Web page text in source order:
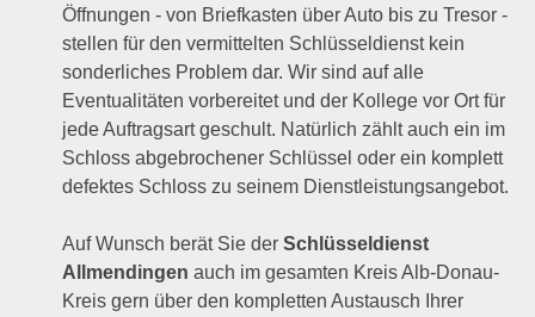
Öffnungen - von Briefkasten über Auto bis zu Tresor -
stellen für den vermittelten Schlüsseldienst kein
sonderliches Problem dar. Wir sind auf alle
Eventualitäten vorbereitet und der Kollege vor Ort für
jede Auftragsart geschult. Natürlich zählt auch ein im
Schloss abgebrochener Schlüssel oder ein komplett
defektes Schloss zu seinem Dienstleistungsangebot.
Auf Wunsch berät Sie derSchlüsseldienst
Allmendingen auch im gesamten Kreis Alb-Donau-
Kreis gern über den kompletten Austausch Ihrer